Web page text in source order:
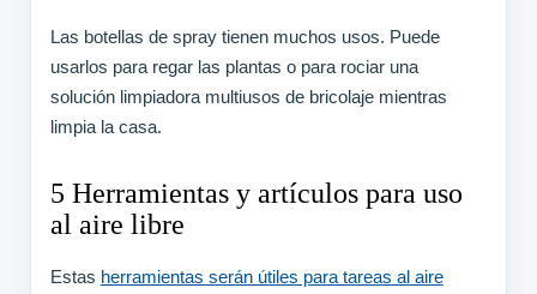
Las botellas de spray tienen muchos usos. Puede
usarlos para regar las plantas o para rociar una
solución limpiadora multiusos de bricolaje mientras
limpia la casa.
5 Herramientas y artículos para uso
al aire libre
Estas herramientas serán útiles para tareas al aire